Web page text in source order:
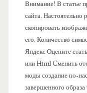
Внимание! В статье
сайта. Настоятельно
скопировать
его. Количество
Яндекс Оцените
или Html Cменить
моды создание по-
завершенного